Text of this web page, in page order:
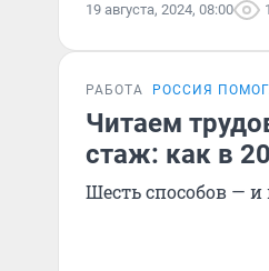
19 августа, 2024, 08:00
РАБОТА РОССИЯ
Читаем
стаж: как в
Шесть способов — и